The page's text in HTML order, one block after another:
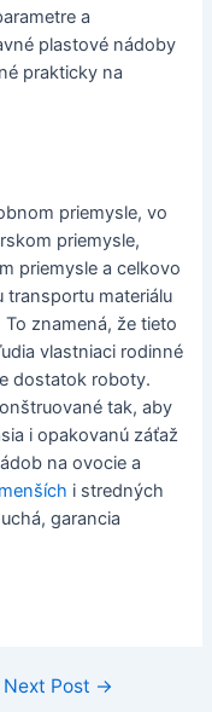
a
plastové nádoby
prakticky na
priemysle, vo
priemysle,
priemysle a celkovo
transportu materiálu
znamená, že tieto
vlastniaci rodinné
dostatok roboty.
tak, aby
i opakovanú záťaž
na ovocie a
menších i stredných
garancia
Next Post →